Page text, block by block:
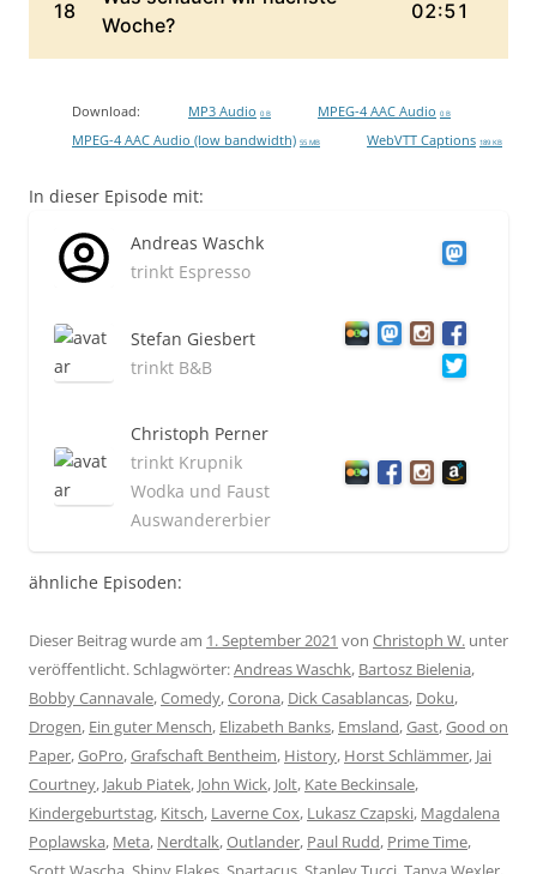
Download: MP3 Audio 0 B MPEG-4 AAC Audio 0 B
MPEG-4 AAC Audio (low bandwidth) 55 MB WebVTT Captions 189 KB
In dieser Episode mit:
Andreas Waschk
trinkt Espresso
Stefan Giesbert
trinkt B&B
Christoph Perner
trinkt Krupnik
Wodka und Faust
Auswandererbier
ähnliche Episoden:
Dieser Beitrag wurde am 1. September 2021 von Christoph W. unter
veröffentlicht. Schlagwörter:Andreas Waschk, Bartosz Bielenia,
Bobby Cannavale,Comedy,Corona, Dick Casablancas, Doku,
Drogen, Ein guter Mensch, Elizabeth Banks, Emsland,Gast,Good on
Paper,GoPro,Grafschaft Bentheim, History, Horst Schlämmer, Jai
Courtney, Jakub Piatek, John Wick, Jolt, Kate Beckinsale,
Kindergeburtstag, Kitsch, Laverne Cox, Lukasz Czapski, Magdalena
Poplawska, Meta, Nerdtalk,Outlander, Paul Rudd, Prime Time,